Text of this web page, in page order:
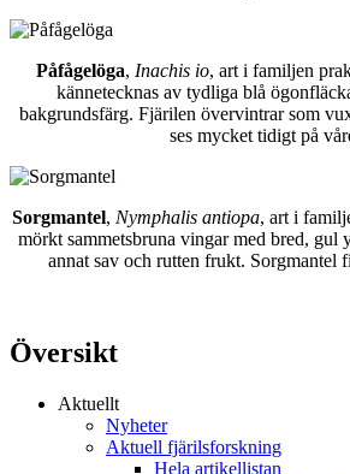
Påfågelöga, Inachis io, art i familjen
kännetecknas av tydliga blå
bakgrundsfärg. Fjärilen övervintrar som
ses mycket tidigt på
Sorgmantel, Nymphalis antiopa, art i
mörkt sammetsbruna vingar med bred, gul
annat sav och rutten frukt. Sorgmantel
Översikt
Aktuellt
Nyheter
Aktuell fjärilsforskning
Hela artikellistan